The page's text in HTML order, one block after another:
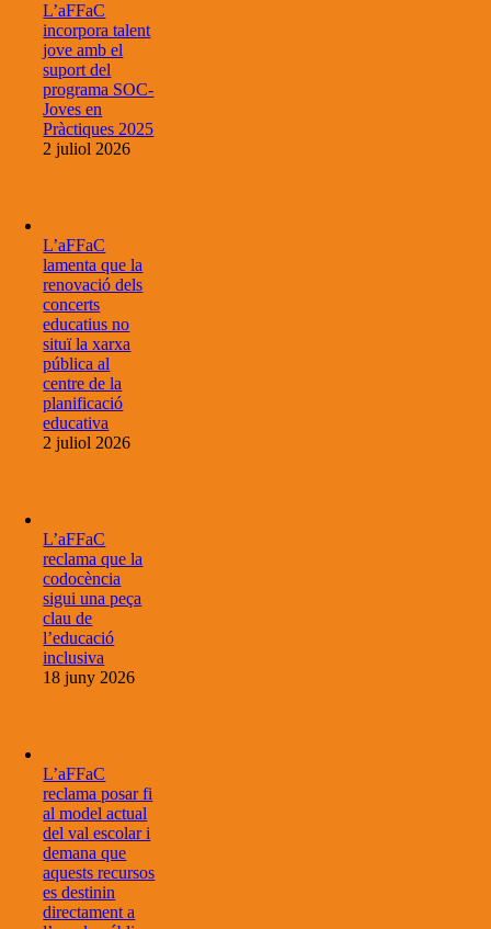
L’aFFaC
incorpora talent
jove amb el
suport del
programa SOC-
Joves en
Pràctiques 2025
2 juliol 2026
L’aFFaC
lamenta que la
renovació dels
concerts
educatius no
situï la xarxa
pública al
centre de la
planificació
educativa
2 juliol 2026
L’aFFaC
reclama que la
codocència
sigui una peça
clau de
l’educació
inclusiva
18 juny 2026
L’aFFaC
reclama posar fi
al model actual
del val escolar i
demana que
aquests recursos
es destinin
directament a